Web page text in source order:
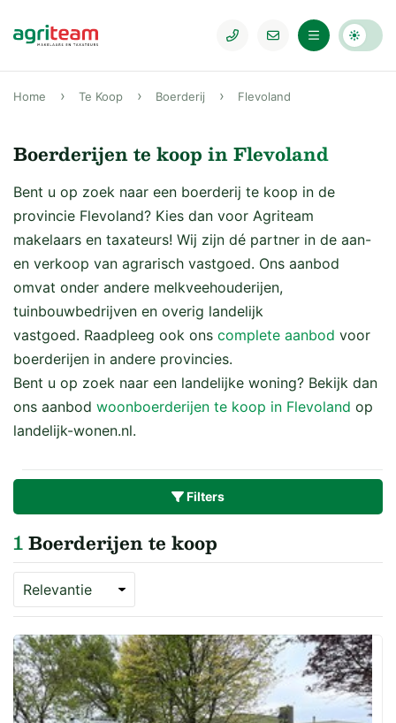
Home Te Koop Boerderij Flevoland
Boerderijen te koop in Flevoland
Bent u op zoek naar een boerderij te koop in de
provincie Flevoland? Kies dan voor Agriteam
makelaars en taxateurs! Wij zijn dé partner in de aan-
en verkoop van agrarisch vastgoed. Ons aanbod
omvat onder andere melkveehouderijen,
tuinbouwbedrijven en overig landelijk
vastgoed. Raadpleeg ook ons complete aanbod voor
boerderijen in andere provincies.
Bent u op zoek naar een landelijke woning? Bekijk dan
ons aanbod woonboerderijen te koop in Flevoland op
landelijk-wonen.nl.
Filters
1Boerderijen te koop